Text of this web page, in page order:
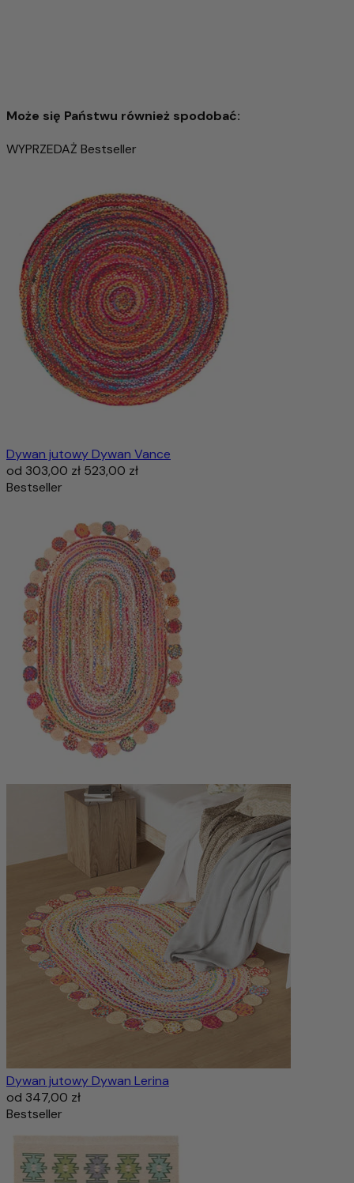
3.234,00 zł6.192,00 zł-47%
Wyprzedany
Może się Państwu również spodobać:
WYPRZEDAŻ Bestseller
Dywan jutowy Dywan Vance
od 303,00 zł 523,00 zł
Bestseller
Dywan jutowy Dywan Lerina
od 347,00 zł
Bestseller